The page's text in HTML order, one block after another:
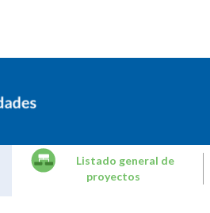
Listado general de
proyectos